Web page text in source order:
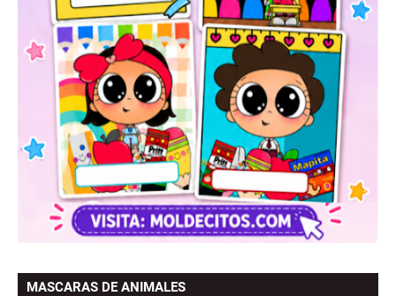
MASCARAS DE ANIMALES